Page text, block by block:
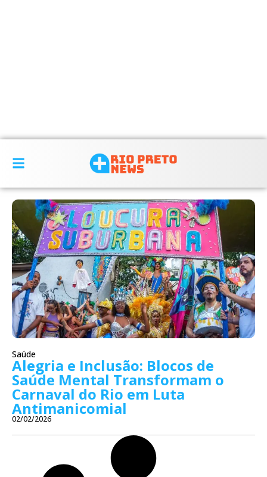
Saúde
Alegria e Inclusão: Blocos de
Saúde Mental Transformam o
Carnaval do Rio em Luta
Antimanicomial
02/02/2026